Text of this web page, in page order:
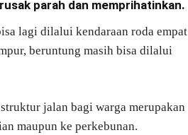
parah dan memprihatinkan.
lagi dilalui kendaraan roda empat
beruntung masih bisa dilalui
jalan bagi warga merupakan
maupun ke perkebunan.